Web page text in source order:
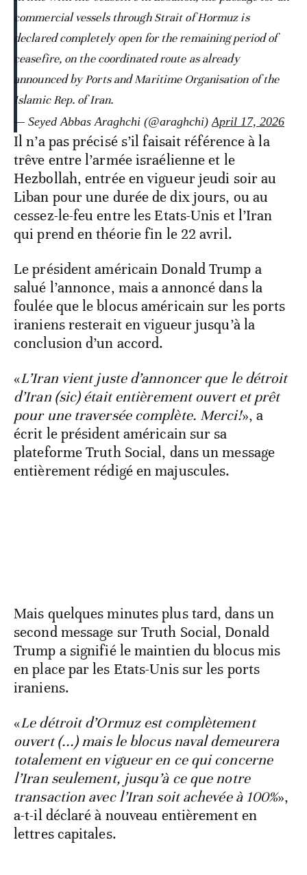
commercial vessels through Strait of Hormuz is
declared completely open for the remaining period of
ceasefire, on the coordinated route as already
announced by Ports and Maritime Organisation of the
Islamic Rep. of Iran.
— Seyed Abbas Araghchi (@araghchi)April 17, 2026
Il n’a pas précisé s’il faisait référence à la
trêve entre l’armée israélienne et le
Hezbollah, entrée en vigueur jeudi soir au
Liban pour une durée de dix jours, ou au
cessez-le-feu entre les Etats-Unis et l’Iran
qui prend en théorie fin le 22 avril.
Le président américain Donald Trump a
salué l’annonce, mais a annoncé dans la
foulée que le blocus américain sur les ports
iraniens resterait en vigueur jusqu’à la
conclusion d’un accord.
«L’Iran vient juste d’annoncer que le détroit
d’Iran (sic) était entièrement ouvert et prêt
pour une traversée complète. Merci!», a
écrit le président américain sur sa
plateforme Truth Social, dans un message
entièrement rédigé en majuscules.
Mais quelques minutes plus tard, dans un
second message sur Truth Social, Donald
Trump a signifié le maintien du blocus mis
en place par les Etats-Unis sur les ports
iraniens.
«Le détroit d’Ormuz est complètement
ouvert (...) mais le blocus naval demeurera
totalement en vigueur en ce qui concerne
l’Iran seulement, jusqu’à ce que notre
transaction avec l’Iran soit achevée à 100%»,
a-t-il déclaré à nouveau entièrement en
lettres capitales.